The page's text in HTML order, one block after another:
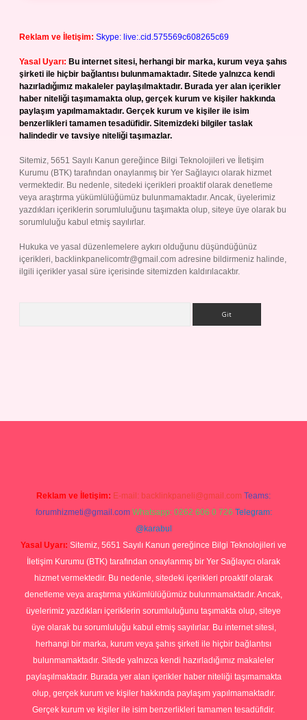
Reklam ve İletişim: Skype: live:.cid.575569c608265c69
Yasal Uyarı: Bu internet sitesi, herhangi bir marka, kurum veya şahıs
şirketi ile hiçbir bağlantısı bulunmamaktadır. Sitede yalnızca kendi
hazırladığımız makaleler paylaşılmaktadır. Burada yer alan içerikler
haber niteliği taşımamakta olup, gerçek kurum ve kişiler hakkında
paylaşım yapılmamaktadır. Gerçek kurum ve kişiler ile isim
benzerlikleri tamamen tesadüfidir. Sitemizdeki bilgiler taslak
halindedir ve tavsiye niteliği taşımazlar.
Sitemiz, 5651 Sayılı Kanun gereğince Bilgi Teknolojileri ve İletişim
Kurumu (BTK) tarafından onaylanmış bir Yer Sağlayıcı olarak hizmet
vermektedir. Bu nedenle, sitedeki içerikleri proaktif olarak denetleme
veya araştırma yükümlülüğümüz bulunmamaktadır. Ancak, üyelerimiz
yazdıkları içeriklerin sorumluluğunu taşımakta olup, siteye üye olarak bu
sorumluluğu kabul etmiş sayılırlar.
Hukuka ve yasal düzenlemelere aykırı olduğunu düşündüğünüz
içerikleri, backlinkpanelicomtr@gmail.com adresine bildirmeniz halinde,
ilgili içerikler yasal süre içerisinde sitemizden kaldırılacaktır.
Reklam ve İletişim: E-mail: backlinkpaneli@gmail.com Teams:
forumhizmeti@gmail.com Whatsapp: 0262 606 0 726 Telegram:
@karabul
Yasal Uyarı: Sitemiz, 5651 Sayılı Kanun gereğince Bilgi Teknolojileri ve
İletişim Kurumu (BTK) tarafından onaylanmış bir Yer Sağlayıcı olarak
hizmet vermektedir. Bu nedenle, sitedeki içerikleri proaktif olarak
denetleme veya araştırma yükümlülüğümüz bulunmamaktadır. Ancak,
üyelerimiz yazdıkları içeriklerin sorumluluğunu taşımakta olup, siteye
üye olarak bu sorumluluğu kabul etmiş sayılırlar. Bu internet sitesi,
herhangi bir marka, kurum veya şahıs şirketi ile hiçbir bağlantısı
bulunmamaktadır. Sitede yalnızca kendi hazırladığımız makaleler
paylaşılmaktadır. Burada yer alan içerikler haber niteliği taşımamakta
olup, gerçek kurum ve kişiler hakkında paylaşım yapılmamaktadır.
Gerçek kurum ve kişiler ile isim benzerlikleri tamamen tesadüfidir.